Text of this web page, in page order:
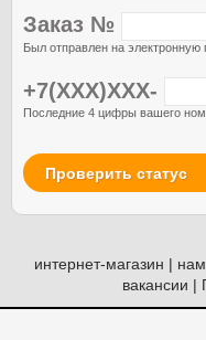
Заказ №
Был отправлен на
+7(XXX)XXX-
Последние 4 цифры вашего
Проверить статус
интернет-магазин |
вакансии |